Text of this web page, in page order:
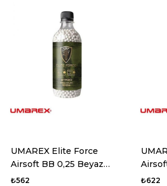
UMAREX Elite Force
Airsoft BB 0,25 Beyaz
2700 Adet
₺562
5000
₺622